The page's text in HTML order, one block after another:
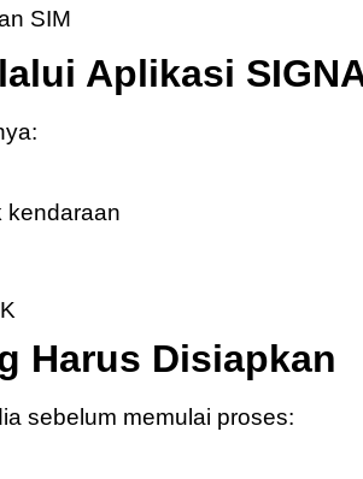
SIM
Aplikasi
kendaraan
Harus Disiapkan
sebelum memulai proses: